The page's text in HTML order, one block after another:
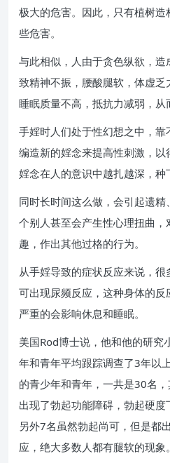
极大的危害。因此，只有植树
些危害。
与此相似，人由于贪色纵欲，
致精神不振，腰酸腿软，体虚乏
睡眠质量不高，抵抗力减弱，从
手婬时人们处于性幻想之中，
编造新的婬念来提高性刺激，
婬念在人的意识中越扎越深，种
同时长时间这么做，会引起遗精
个别人甚至会产生性心理扭曲
趣，作出其他过格的行为。
从手婬导致的症状反应来说，
可出现尿频反应，这种身体的反
严重的会影响休息和睡眠。
美国Rod博士说，他和他的研究
年和青年平均跟踪调查了3年以
的青少年和青年，一共是30名
出现了勃起功能障碍，勃起硬度
另外7名虽然勃起尚可，但是都
应，绝大多数人都有腿软的现象。